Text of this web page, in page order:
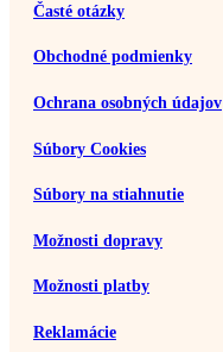
Časté otázky
Obchodné podmienky
Ochrana osobných údajov
Súbory Cookies
Súbory na stiahnutie
Možnosti dopravy
Možnosti platby
Reklamácie